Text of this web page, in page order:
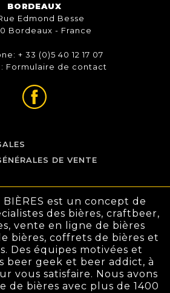
BORDEAUX
Edmond Besse
Bordeaux - France
+ 33 (0)5 40 12 17 07
Formulaire de contact
DE VENTE
BIÈRES est un concept de
des bières, craftbeer,
vente en ligne de bières
bières, coffrets de bières et
Des équipes motivées et
beer geek et beer addict, à
vous satisfaire. Nous avons
de bières avec plus de 1400